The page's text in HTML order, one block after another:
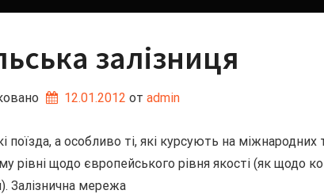
залізниця
12.01.2012 от admin
поїзда, а особливо ті, які курсують на
рівні щодо європейського рівня якості (як щодо
Залізнична мережа